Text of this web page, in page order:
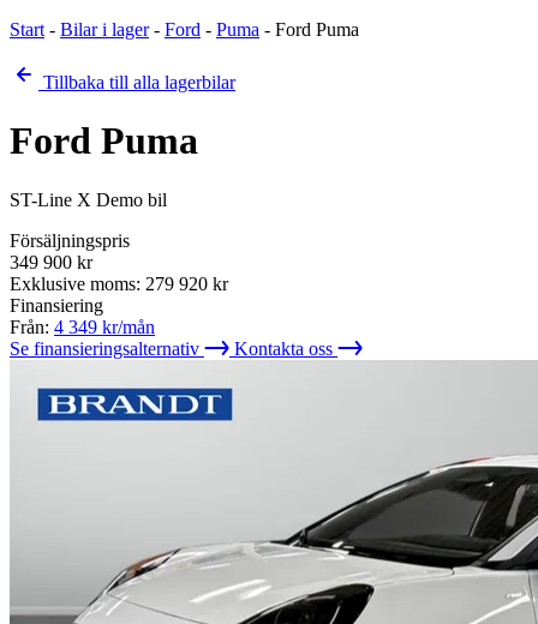
Start - Bilar i lager- Ford - Puma - Ford Puma
Tillbaka till alla lagerbilar
Ford Puma
ST-Line X Demo bil
Försäljningspris
349 900 kr
Exklusive moms: 279 920 kr
Finansiering
Från: 4 349 kr/mån
Se finansieringsalternativ
Kontakta oss